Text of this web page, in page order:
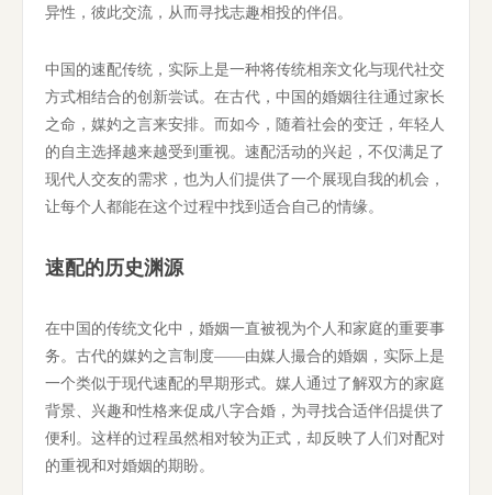
异性，彼此交流，从而寻找志趣相投的伴侣。
中国的速配传统，实际上是一种将传统相亲文化与现代社交
方式相结合的创新尝试。在古代，中国的婚姻往往通过家长
之命，媒妁之言来安排。而如今，随着社会的变迁，年轻人
的自主选择越来越受到重视。速配活动的兴起，不仅满足了
现代人交友的需求，也为人们提供了一个展现自我的机会，
让每个人都能在这个过程中找到适合自己的情缘。
速配的历史渊源
在中国的传统文化中，婚姻一直被视为个人和家庭的重要事
务。古代的媒妁之言制度——由媒人撮合的婚姻，实际上是
一个类似于现代速配的早期形式。媒人通过了解双方的家庭
背景、兴趣和性格来促成八字合婚，为寻找合适伴侣提供了
便利。这样的过程虽然相对较为正式，却反映了人们对配对
的重视和对婚姻的期盼。